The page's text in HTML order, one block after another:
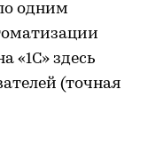
одним
«1С» здесь
(точная